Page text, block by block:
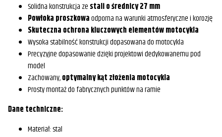
Solidna konstrukcja ze stali o średnicy 27 mm
Powłoka proszkowaodporna na warunki atmosferyczne i korozję
Skuteczna ochrona kluczowych elementów motocykla
Wysoka stabilność konstrukcji dopasowana do motocykla
Precyzyjne dopasowanie dzięki projektowi dedykowanemu pod
model
Zachowany,optymalny kąt złożenia motocykla
Prosty montaż do fabrycznych punktów na ramie
Dane techniczne:
Materiał: stal